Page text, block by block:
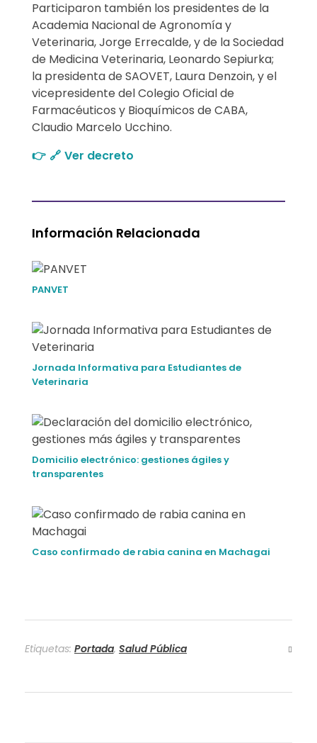
v
e
e
n
a
r
o
s
Participaron también los presidentes de la
Academia Nacional de Agronomía y
Veterinaria, Jorge Errecalde, y de la Sociedad
de Medicina Veterinaria, Leonardo Sepiurka;
la presidenta de SAOVET, Laura Denzoin, y el
vicepresidente del Colegio Oficial de
Farmacéuticos y Bioquímicos de CABA,
Claudio Marcelo Ucchino.
👉 🔗 Ver decreto
Información Relacionada
PANVET
Jornada Informativa para Estudiantes de
Veterinaria
Domicilio electrónico: gestiones ágiles y
transparentes
Caso confirmado de rabia canina en Machagai
Etiquetas: Portada, Salud Pública